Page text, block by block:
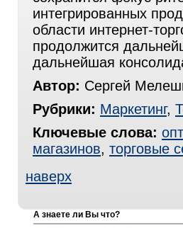
интегрированных
области интернет-
продолжится
дальнейшая
Автор: Сергей
Рубрики: Маркетинг,
Ключевые слова:
магазинов, торговые
наверх
А знаете ли Вы что?